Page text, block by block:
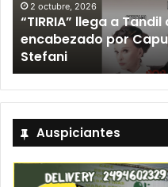
2 octubre, 2026
“TIRRIA” llega a
encabezado por
Stefani
Auspiciantes